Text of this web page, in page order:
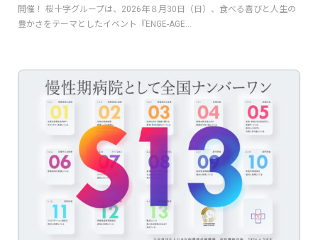
開催！ 桜十字グループは、2026年８月30日（日）、食べる喜びと人生の
豊かさをテーマとしたイベント『ENGE-AGE...